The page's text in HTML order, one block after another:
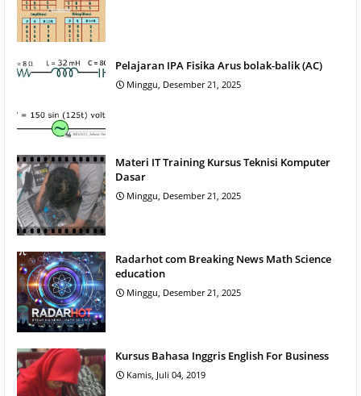
Pelajaran IPA Fisika Arus bolak-balik (AC)
Minggu, Desember 21, 2025
Materi IT Training Kursus Teknisi Komputer
Dasar
Minggu, Desember 21, 2025
Radarhot com Breaking News Math Science
education
Minggu, Desember 21, 2025
Kursus Bahasa Inggris English For Business
Kamis, Juli 04, 2019